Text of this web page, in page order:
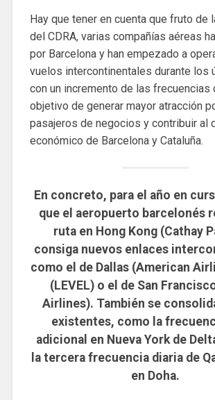
Hay que tener en cuenta que fruto de
del CDRA, varias compañías aéreas
por Barcelona y han empezado a
vuelos intercontinentales durante los
con un incremento de las frecuencias
objetivo de generar mayor atracción
pasajeros de negocios y contribuir al
económico de Barcelona y Cataluña.
En concreto, para el año en
que el aeropuerto barcelonés
ruta en Hong Kong (Cathay
consiga nuevos enlaces
como el de Dallas (American
(LEVEL) o el de San
Airlines). También se
existentes, como la
adicional en Nueva York de
la tercera frecuencia diaria de
en Doha.